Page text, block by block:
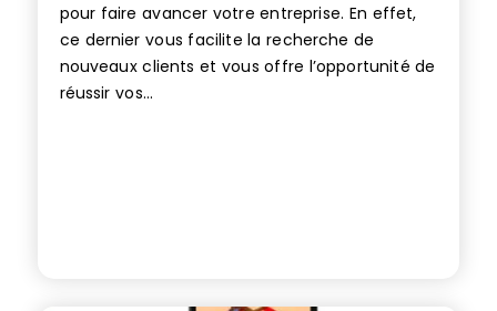
pour faire avancer votre entreprise. En effet,
ce dernier vous facilite la recherche de
nouveaux clients et vous offre l’opportunité de
réussir vos...